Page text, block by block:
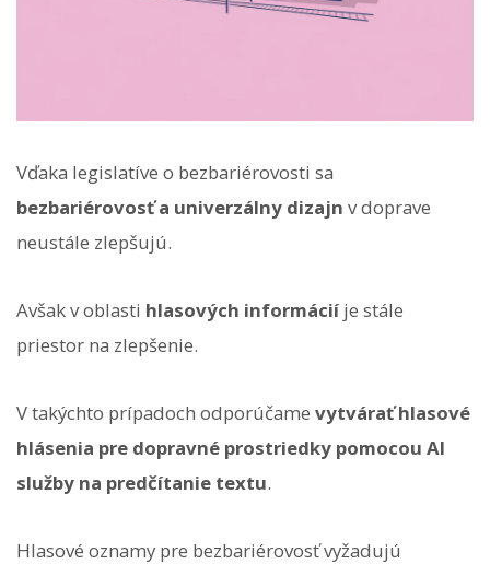
Vďaka legislatíve o bezbariérovosti sa
bezbariérovosť a univerzálny dizajn v doprave
neustále zlepšujú.
Avšak v oblasti hlasových informáciíje stále
priestor na zlepšenie.
V takýchto prípadoch odporúčame vytvárať hlasové
hlásenia pre dopravné prostriedky pomocou AI
služby na predčítanie textu.
Hlasové oznamy pre bezbariérovosť vyžadujú